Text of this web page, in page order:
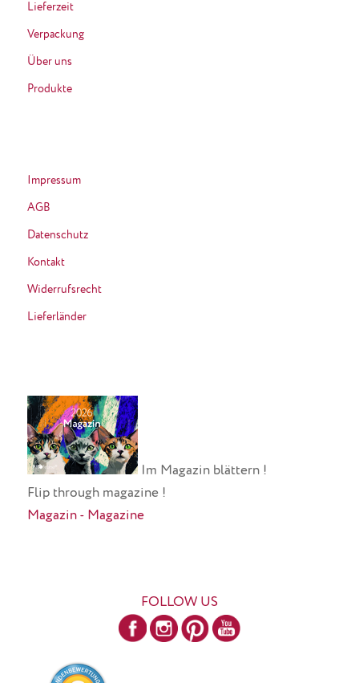
Lieferzeit
Verpackung
Über uns
Produkte
Impressum
AGB
Datenschutz
Kontakt
Widerrufsrecht
Lieferländer
Im Magazin blättern !
Flip through magazine !
Magazin - Magazine
FOLLOW US